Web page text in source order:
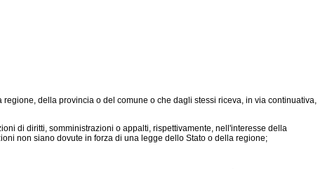
della provincia o del comune o che dagli stessi riceva, in via continuativa,
di diritti, somministrazioni o appalti, rispettivamente, nell'interesse della
non siano dovute in forza di una legge dello Stato o della regione;